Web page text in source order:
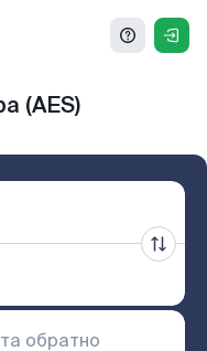
(AES)